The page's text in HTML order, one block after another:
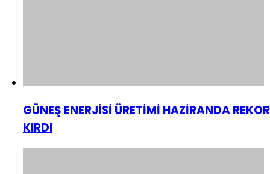
GÜNEŞ ENERJİSİ ÜRETİMİ HAZİRANDA REKOR
KIRDI